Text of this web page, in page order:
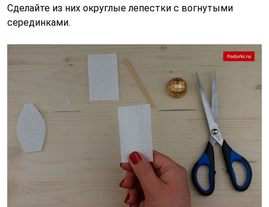
Сделайте из них округлые лепестки с вогнутыми
серединками.